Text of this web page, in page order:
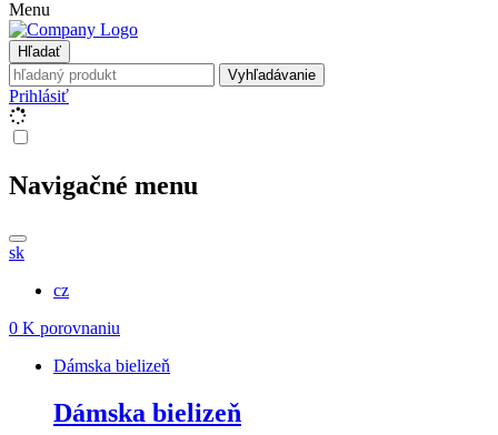
Menu
Hľadať
Vyhľadávanie
Prihlásiť
Navigačné menu
sk
cz
0 K porovnaniu
Dámska bielizeň
Dámska bielizeň